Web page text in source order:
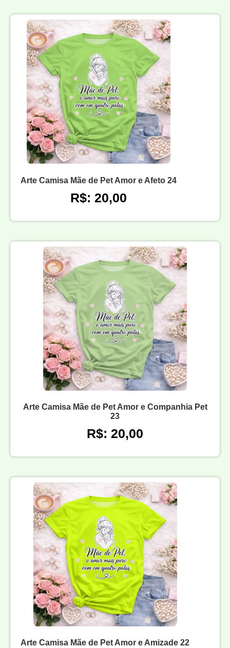
Arte Camisa Mãe de Pet Amor e Afeto 24
R$: 20,00
Arte Camisa Mãe de Pet Amor e Companhia Pet
23
R$: 20,00
Arte Camisa Mãe de Pet Amor e Amizade 22